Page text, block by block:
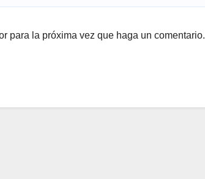
para la próxima vez que haga un comentario.